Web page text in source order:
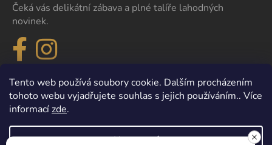
Tento web používá soubory cookie. Dalším procházením
tohoto webu vyjadřujete souhlas s jejich používáním.. Více
informacízde.
Nastavení
Čeká vás delikátní zábava a plné talíře lahodných
novinek.